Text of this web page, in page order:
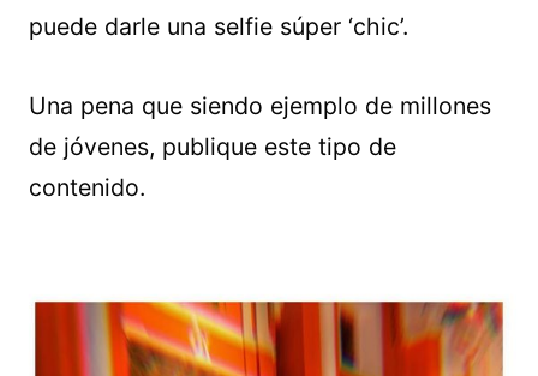
puede darle una selfie súper ‘chic’.
Una pena que siendo ejemplo de millones
de jóvenes, publique este tipo de
contenido.